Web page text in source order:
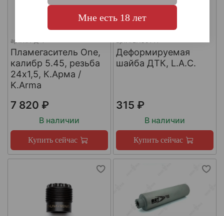
арт.КА-Д-1
Пламегаситель One,
калибр 5.45, резьба
24х1,5, К.Арма /
K.Arma
7 820 ₽
В наличии
Купить сейчас
арт.#LAC0141
Деформируемая
шайба ДТК, L.A.C.
315 ₽
В наличии
Купить сейчас
Мне есть 18 лет